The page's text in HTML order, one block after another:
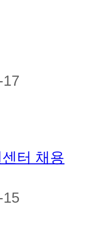
터 채용